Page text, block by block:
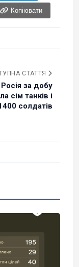
Копіювати
СТАТТЯ
Росія за добу
сім танків і
солдатів